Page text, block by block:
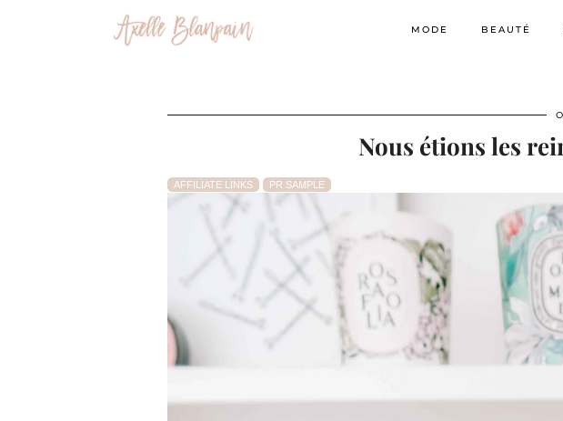
MODE BEAUTÉ
Nous étions les
AFFILIATE LINKS PR SAMPLE